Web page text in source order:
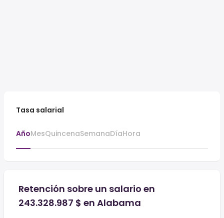
Tasa salarial
AñoMesQuincenaSemanaDíaHora
Retención sobre un salario en
243.328.987 $ en Alabama